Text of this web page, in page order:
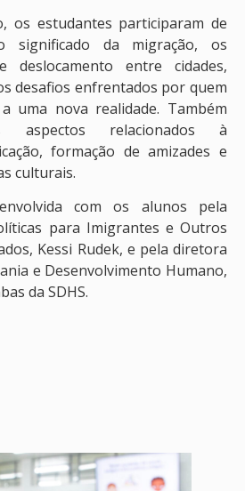
os estudantes participaram de
significado da migração, os
deslocamento entre cidades,
desafios enfrentados por quem
uma nova realidade. Também
aspectos relacionados à
formação de amizades e
culturais.
com os alunos pela
para Imigrantes e Outros
Kessi Rudek, e pela diretora
e Desenvolvimento Humano,
da SDHS.